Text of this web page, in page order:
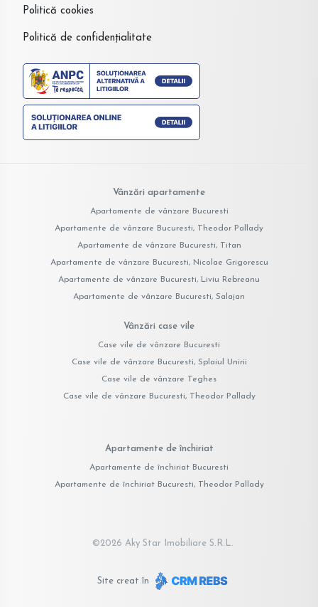
Politică cookies
Politică de confidențialitate
Vânzări apartamente
Apartamente de vânzare Bucuresti
Apartamente de vânzare Bucuresti, Theodor Pallady
Apartamente de vânzare Bucuresti, Titan
Apartamente de vânzare Bucuresti, Nicolae Grigorescu
Apartamente de vânzare Bucuresti, Liviu Rebreanu
Apartamente de vânzare Bucuresti, Salajan
Vânzări case vile
Case vile de vânzare Bucuresti
Case vile de vânzare Bucuresti, Splaiul Unirii
Case vile de vânzare Teghes
Case vile de vânzare Bucuresti, Theodor Pallady
Apartamente de închiriat
Apartamente de închiriat Bucuresti
Apartamente de închiriat Bucuresti, Theodor Pallady
©2026 Aky Star Imobiliare S.R.L.
Site creat în